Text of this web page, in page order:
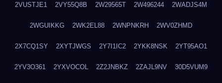
2VUSTJE1 2VY55Q8B 2W29565T 2W496244 2WADJS4M
2WGUIKKG 2WK2EL88 2WNPNKRH 2WV0ZHMD
2X7CQ1SY 2XYTJWGS 2Y7I1IC2 2YKK8NSK 2YT95AO1
2YV3O361 2YXVOCOL 2Z2JNBKZ 2ZAJL9NV 30D5VUM9